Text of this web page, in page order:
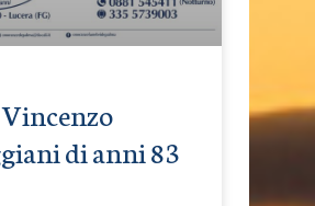
di anni 83